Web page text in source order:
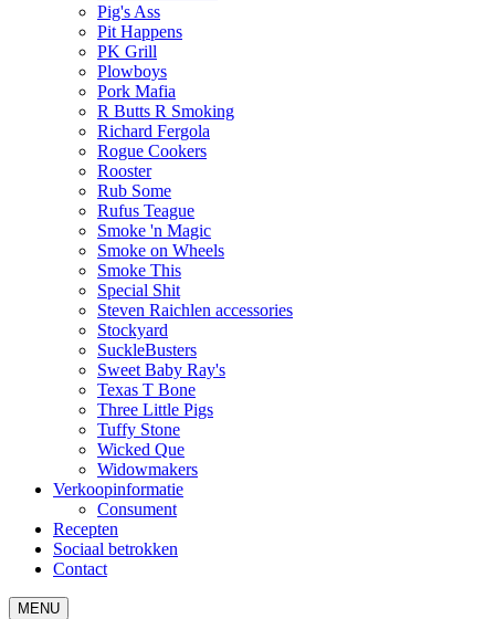
Pig's Ass
Pit Happens
PK Grill
Plowboys
Pork Mafia
R Butts R Smoking
Richard Fergola
Rogue Cookers
Rooster
Rub Some
Rufus Teague
Smoke 'n Magic
Smoke on Wheels
Smoke This
Special Shit
Steven Raichlen accessories
Stockyard
SuckleBusters
Sweet Baby Ray's
Texas T Bone
Three Little Pigs
Tuffy Stone
Wicked Que
Widowmakers
Verkoopinformatie
Consument
Recepten
Sociaal betrokken
Contact
MENU